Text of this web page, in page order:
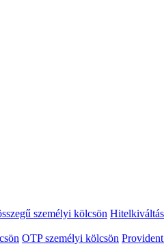
személyi kölcsön Hitelkiváltás
OTP személyi kölcsön